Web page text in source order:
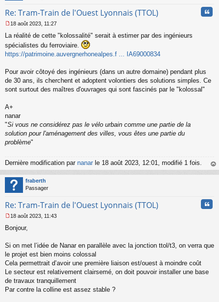
Re: Tram-Train de l'Ouest Lyonnais (TTOL)
e
s
s
a
e
n
o
u
18 août 2023, 11:27
La réalité de cette "kolossalité" serait à estimer par des ingénieurs
spécialistes du ferroviaire.
https://patrimoine.auvergnerhonealpes.f ... IA69000834
Pour avoir côtoyé des ingénieurs (dans un autre domaine) pendant plus
de 30 ans, ils cherchent et adoptent volontiers des solutions simples. Ce
sont surtout des maîtres d'ouvrages qui sont fascinés par le "kolossal"
A+
nanar
"Si vous ne considérez pas le vélo urbain comme une partie de la
solution pour l'aménagement des villes, vous êtes une partie du
problème"
Dernière modification par nanar le 18 août 2023, 12:01, modifié 1 fois.
au
fraberth
Passager
Re: Tram-Train de l'Ouest Lyonnais (TTOL)
e
g
e
n
o
n
18 août 2023, 11:43
Bonjour,
Si on met l’idée de Nanar en parallèle avec la jonction ttol/t3, on verra que
le projet est bien moins colossal
Cela permettrait d’avoir une première liaison est/ouest à moindre coût
Le secteur est relativement clairsemé, on doit pouvoir installer une base
de travaux tranquillement
Par contre la colline est assez stable ?